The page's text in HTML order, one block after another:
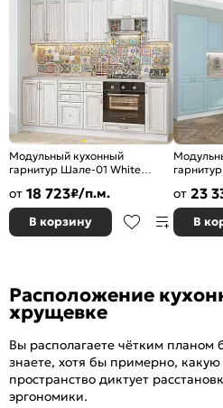
Модульный кухонный
гарнитур Шале-01 White
2140x2200x600
от 18 723₽/п.м.
В корзину
от 23
В
Расположение
хрущевке
Вы располагаете чётким планом
знаете, хотя бы примерно, какую
пространство диктует
эргономики.